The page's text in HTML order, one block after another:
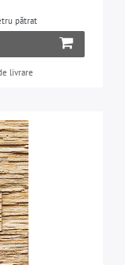
pătrat
livrare